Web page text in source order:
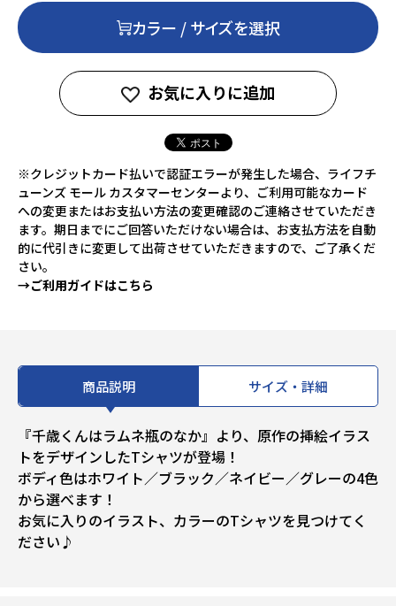
カラー / サイズを選択
お気に入りに追加
※クレジットカード払いで認証エラーが発生した場合、ライフチ
ューンズ モール カスタマーセンターより、ご利用可能なカード
への変更またはお支払い方法の変更確認のご連絡させていただき
ます。期日までにご回答いただけない場合は、お支払方法を自動
的に代引きに変更して出荷させていただきますので、ご了承くだ
さい。
→ご利用ガイドはこちら
商品説明 サイズ・詳細
『千歳くんはラムネ瓶のなか』より、原作の挿絵イラス
トをデザインしたTシャツが登場！
ボディ色はホワイト／ブラック／ネイビー／グレーの4色
から選べます！
お気に入りのイラスト、カラーのTシャツを見つけてく
ださい♪